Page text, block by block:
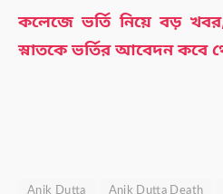
কলেজে ভর্তি নিয়ে বড়
স্নাতকে ভর্তির আবেদন কবে
Anik Dutta Anik Dutta Death